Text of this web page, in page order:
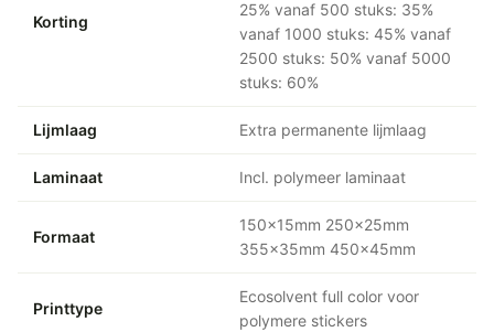
Korting
25% vanaf 500 stuks: 35%
vanaf 1000 stuks: 45% vanaf
2500 stuks: 50% vanaf 5000
stuks: 60%
Lijmlaag Extra permanente lijmlaag
Laminaat Incl. polymeer laminaat
Formaat
150x15mm 250x25mm
355x35mm 450x45mm
Printtype
Ecosolvent full color voor
polymere stickers